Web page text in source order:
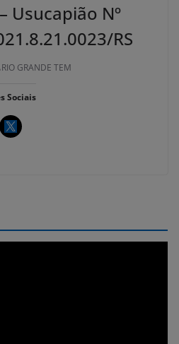
Usucapião Nº
RS
RIO GRANDE TEM
Sociais